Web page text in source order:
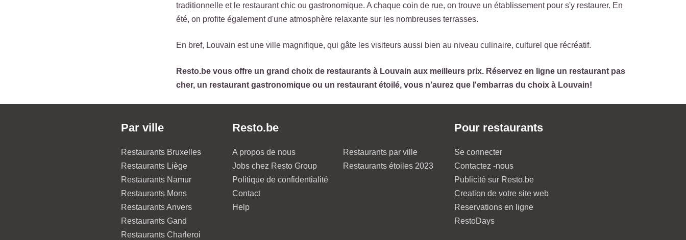
traditionnelle et le restaurant chic ou gastronomique. A chaque coin de rue, on trouve un établissement pour s'y restaurer. En
été, on profite également d'une atmosphère relaxante sur les nombreuses terrasses.
En bref, Louvain est une ville magnifique, qui gâte les visiteurs aussi bien au niveau culinaire, culturel que récréatif.
Resto.be vous offre un grand choix de restaurants à Louvain aux meilleurs prix. Réservez en ligne un restaurant pas
cher, un restaurant gastronomique ou un restaurant étoilé, vous n'aurez que l'embarras du choix à Louvain!
Par ville
Restaurants Bruxelles
Restaurants Liège
Restaurants Namur
Restaurants Mons
Restaurants Anvers
Restaurants Gand
Restaurants Charleroi
Resto.be
A propos de nous
Jobs chez Resto Group
Politique de confidentialité
Contact
Help
Restaurants par ville
Restaurants étoiles 2023
Pour restaurants
Se connecter
Contactez -nous
Publicité sur Resto.be
Creation de votre site web
Reservations en ligne
RestoDays